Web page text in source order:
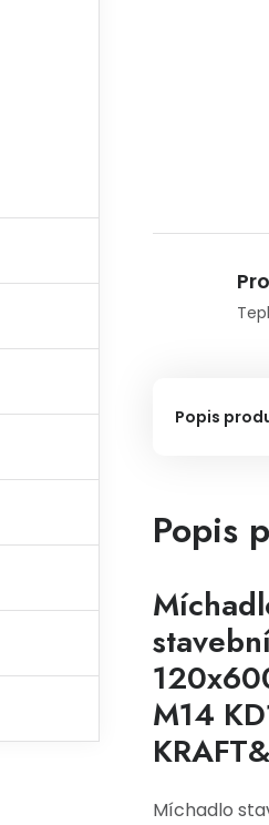
Popis
Popis
M14
Míchadlo